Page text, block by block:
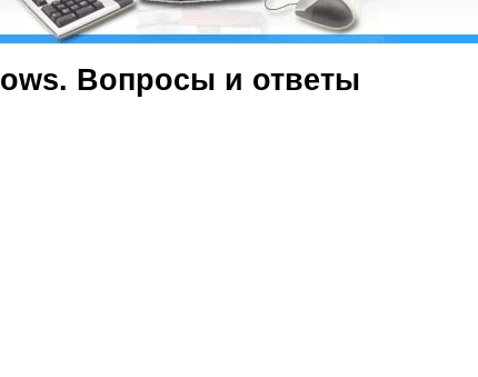
Вопросы и ответы